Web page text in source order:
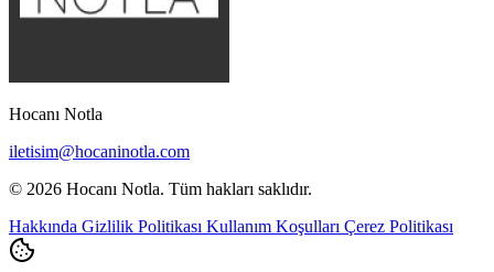
Hocanı Notla
iletisim@hocaninotla.com
© 2026 Hocanı Notla. Tüm hakları saklıdır.
Hakkında Gizlilik Politikası Kullanım Koşulları Çerez Politikası